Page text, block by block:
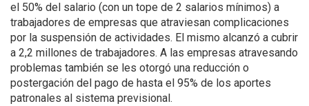
el 50% del salario (con un tope de 2 salarios mínimos) a
trabajadores de empresas que atraviesan complicaciones
por la suspensión de actividades. El mismo alcanzó a cubrir
a 2,2 millones de trabajadores. A las empresas atravesando
problemas también se les otorgó una reducción o
postergación del pago de hasta el 95% de los aportes
patronales al sistema previsional.